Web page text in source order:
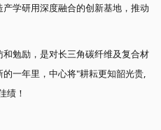
学研用深度融合的创新基地，推动
勉励，是对长三角碳纤维及复合材
一年里，中心将"耕耘更知韶光贵,
绩！